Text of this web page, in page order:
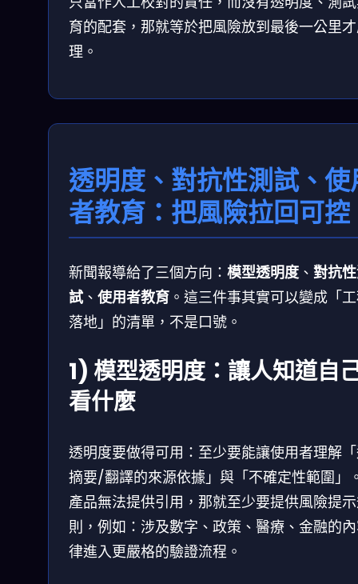
育的配套，那就等於把風險放到最後一公里
理。
透明度、對抗性測試、使
者教育：把風險拉回可控
新聞報導給了三個方向： 模型透明度 、 對抗
試 、 使用者教育 。這三件事其實可以變成「
落地」的清單，不是口號。
1) 模型透明度：讓人知道自
看什麼
透明度要做得可用：至少要能讓使用者理解
摘要/翻譯的來源依據」與「不確定性範圍」
產品無法提供引用，那就至少要提供風險提
則，例如：涉及數字、政策、醫療、金融的
律進入更嚴格的驗證流程。